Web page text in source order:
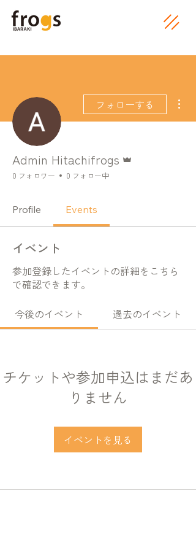
フォローする
Admin Hitachifrogs
0 フォロワー 0 フォロー中
Profile Events
イベント
参加登録したイベントの詳細をこちら
で確認できます。
今後のイベント
過去のイベント
チケットや参加申込はまだあ
りません
イベントを見る